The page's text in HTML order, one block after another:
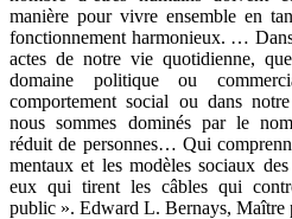
manière pour vivre ensemble en
fonctionnement harmonieux. …
actes de notre vie quotidienne,
domaine politique ou
comportement social ou dans
nous sommes dominés par le
réduit de personnes… Qui
mentaux et les modèles sociaux
eux qui tirent les câbles qui
public ». Edward L. Bernays, Maître